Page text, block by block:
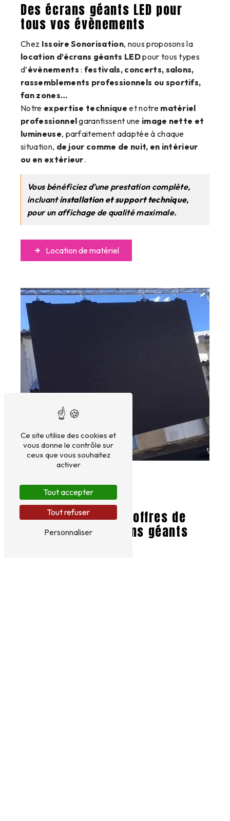
Des écrans géants LED pour
tous vos évènements
Chez Issoire Sonorisation, nous proposons la
location d’écrans géants LEDpour tous types
d’évènements : festivals, concerts, salons,
rassemblements professionnels ou sportifs,
fan zones…
Notre expertise technique et notre matériel
professionnelgarantissent une image nette et
lumineuse, parfaitement adaptée à chaque
situation, de jour comme de nuit, en intérieur
ou en extérieur.
Vous bénéficiez d’une prestation complète,
incluantinstallation et support technique,
pour un affichage de qualité maximale.
Location de matériel
Découvrez nos offres de
location d'écrans géants
Ce site utilise des cookies et
vous donne le contrôle sur
ceux que vous souhaitez
activer
Tout accepter
Tout refuser
Personnaliser